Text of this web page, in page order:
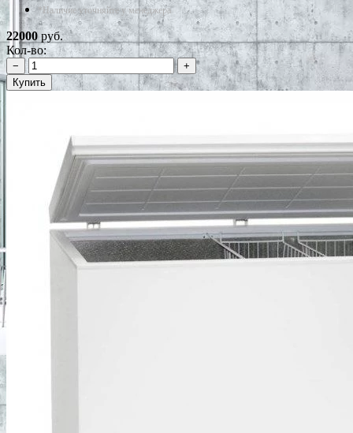
*Наличие уточняйте у менеджера
22000 руб.
Кол-во:
−
+
Купить